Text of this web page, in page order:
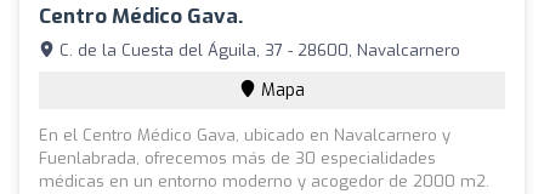
Centro Médico Gava.
C. de la Cuesta del Águila, 37 - 28600, Navalcarnero
Mapa
En el Centro Médico Gava, ubicado en Navalcarnero y
Fuenlabrada, ofrecemos más de 30 especialidades
médicas en un entorno moderno y acogedor de 2000 m2.